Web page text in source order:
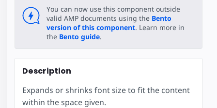
You can now use this component outside
valid AMP documents using the Bento
version of this component. Learn more in
the Bento guide.
Description
Expands or shrinks font size to fit the content
within the space given.